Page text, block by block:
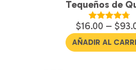
Tequeños de
Valorado en
4.68de 5
$16.00 – $
AÑADIR AL